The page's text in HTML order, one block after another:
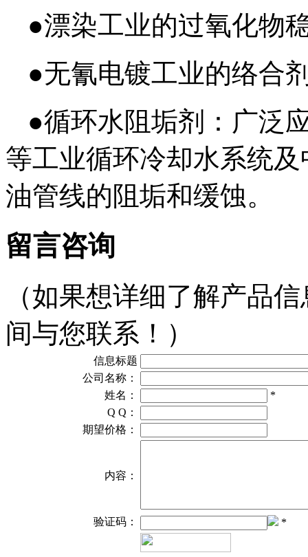
●漂染工业的过氧化物
●无氰电镀工业的络合
●循环水阻垢剂：广泛
等工业循环冷却水系统
油管线的阻垢和缓蚀。
留言咨询
（如果想详细了解产品
间与您联系！）
信息标题
公司名称：
姓名：
*
Q Q：
期望价格：
内容：
验证码： *